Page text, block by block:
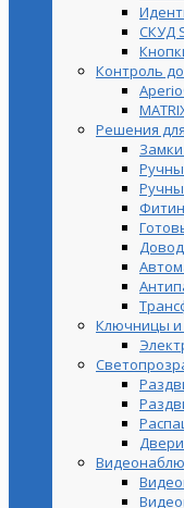
СКУД
Контроль
Решения
Ключницы и